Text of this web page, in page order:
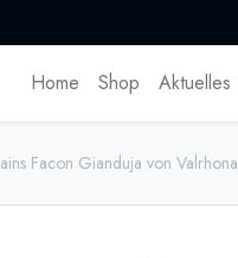
Home Shop Aktuelles
Facon Gianduja von Valrhona